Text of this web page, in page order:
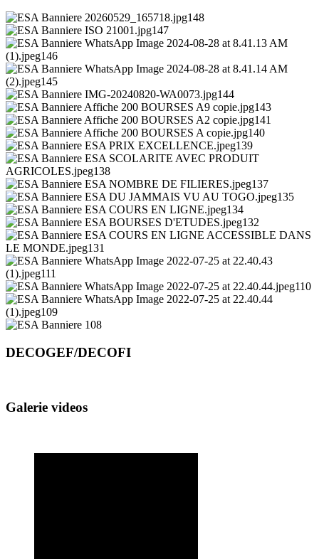
DECOGEF/DECOFI
Galerie videos